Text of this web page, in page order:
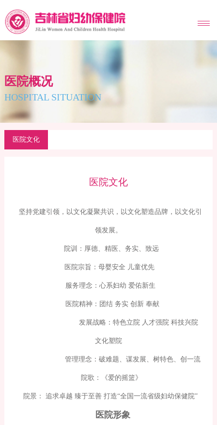
MENU
医院概况
HOSPITAL SITUATION
医院文化
医院文化
坚持党建引领，以文化凝聚共识，以文化塑造品牌，以文化引
领发展。
院训：厚德、精医、务实、致远
医院宗旨：母婴安全 儿童优先
服务理念：心系妇幼 爱佑新生
医院精神：团结 务实 创新 奉献
发展战略：特色立院 人才强院 科技兴院
文化塑院
管理理念：破难题、谋发展、树特色、创一流
院歌：《爱的摇篮》
院景： 追求卓越 臻于至善 打造“全国一流省级妇幼保健院”
医院形象